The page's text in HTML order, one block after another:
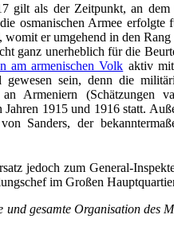
gilt als der Zeitpunkt, an
osmanischen Armee erfolgte
womit er umgehend in den
ganz unerheblich für die
am armenischen Volk aktiv
gewesen sein, denn die
an Armeniern (Schätzungen
Jahren 1915 und 1916 statt.
Sanders, der
jedoch zum General-
im Großen
und gesamte Organisation des